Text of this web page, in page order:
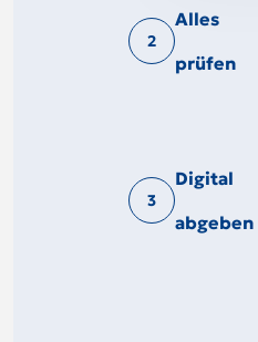
2
Alles
prüfen
3
Digital
abgeben